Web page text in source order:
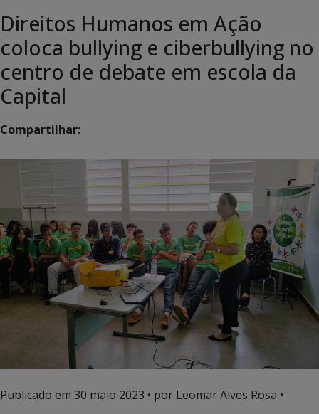
Direitos Humanos em Ação
coloca bullying e ciberbullying no
centro de debate em escola da
Capital
Compartilhar:
Publicado em 30 maio 2023 • por Leomar Alves Rosa •